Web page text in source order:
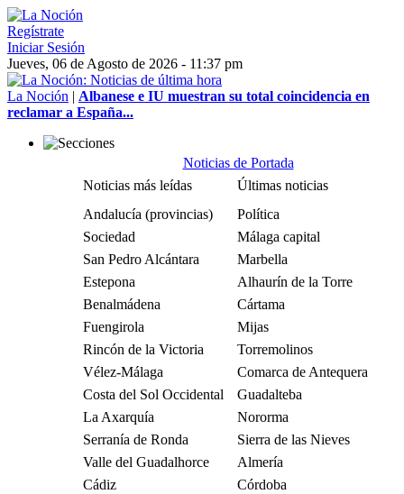
Regístrate
Iniciar Sesión
Jueves, 06 de Agosto de 2026 - 11:37 pm
La Noción | Albanese e IU muestran su total coincidencia en
reclamar a España...
Noticias de Portada
Noticias más leídas
Últimas noticias
Andalucía (provincias)
Política
Sociedad
Málaga capital
San Pedro Alcántara
Marbella
Estepona
Alhaurín de la Torre
Benalmádena
Cártama
Fuengirola
Mijas
Rincón de la Victoria
Torremolinos
Vélez-Málaga
Comarca de Antequera
Costa del Sol Occidental
Guadalteba
La Axarquía
Nororma
Serranía de Ronda
Sierra de las Nieves
Valle del Guadalhorce
Almería
Cádiz
Córdoba